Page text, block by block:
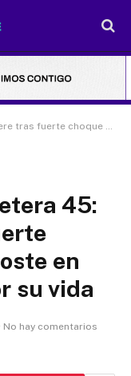
poste en Silao; otro lucha por su vida
45:
en
su vida
No hay comentarios